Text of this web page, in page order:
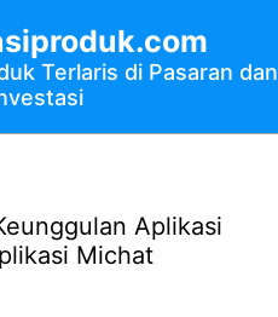
Terlaris di Pasaran dan
Aplikasi
Michat